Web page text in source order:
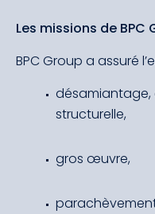
Les missions de BPC
BPC Group a assuré
structurelle,
gros œuvre,